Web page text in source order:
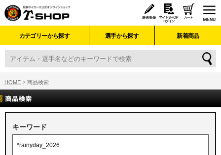
カテゴリーから探す 選手から探す 新着商品
HOME 商品検索
キーワード